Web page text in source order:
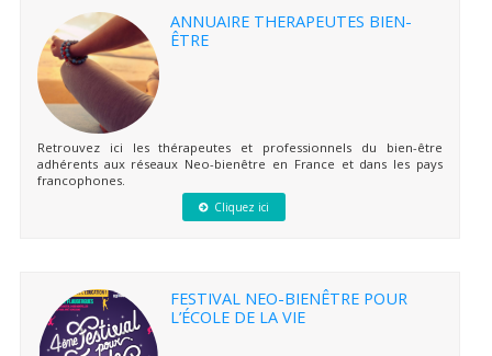
ANNUAIRE THERAPEUTES BIEN-
ÊTRE
Retrouvez ici les thérapeutes et professionnels du bien-être
adhérents aux réseaux Neo-bienêtre en France et dans les pays
francophones.
Cliquez ici
FESTIVAL NEO-BIENÊTRE POUR
L’ÉCOLE DE LA VIE